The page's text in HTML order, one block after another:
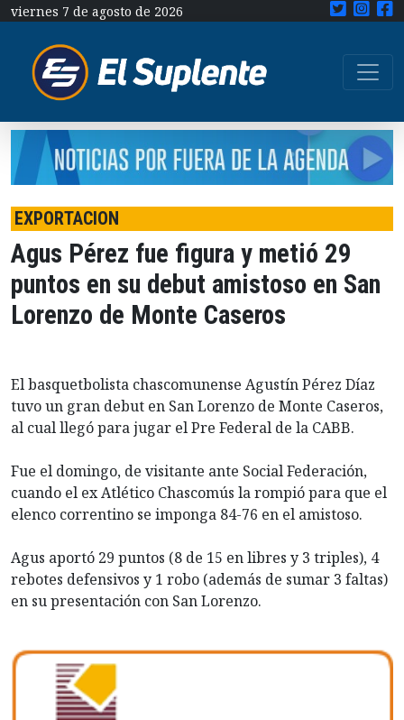
viernes 7 de agosto de 2026
EXPORTACION
Agus Pérez fue figura y metió 29
puntos en su debut amistoso en San
Lorenzo de Monte Caseros
El basquetbolista chascomunense Agustín Pérez Díaz
tuvo un gran debut en San Lorenzo de Monte Caseros,
al cual llegó para jugar el Pre Federal de la CABB.
Fue el domingo, de visitante ante Social Federación,
cuando el ex Atlético Chascomús la rompió para que el
elenco correntino se imponga 84-76 en el amistoso.
Agus aportó 29 puntos (8 de 15 en libres y 3 triples), 4
rebotes defensivos y 1 robo (además de sumar 3 faltas)
en su presentación con San Lorenzo.